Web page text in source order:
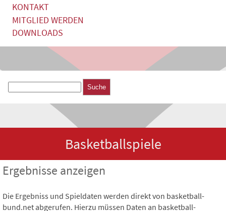
KONTAKT
MITGLIED WERDEN
DOWNLOADS
Suchformular
Suche
Basketballspiele
Ergebnisse anzeigen
Die Ergebniss und Spieldaten werden direkt von basketball-
bund.net abgerufen. Hierzu müssen Daten an basketball-